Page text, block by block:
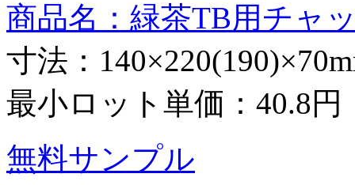
商品名：緑茶TB用チャ
寸法：
最小ロット単価： 40.8円
無料サンプル